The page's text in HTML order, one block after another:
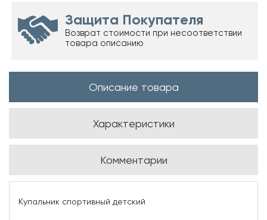
Защита Покупателя
Возврат стоимости при несоответствии
товара описанию
Описание товара
Характеристики
Комментарии
Купальник спортивный детский